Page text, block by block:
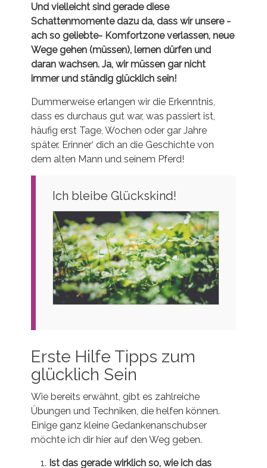
Und vielleicht sind gerade diese
Schattenmomente dazu da, dass wir unsere -
ach so geliebte- Komfortzone verlassen, neue
Wege gehen (müssen), lernen dürfen und
daran wachsen. Ja, wir müssen gar nicht
immer und ständig glücklich sein!
Dummerweise erlangen wir die Erkenntnis,
dass es durchaus gut war, was passiert ist,
häufig erst Tage, Wochen oder gar Jahre
später. Erinner‘ dich an die Geschichte von
dem alten Mann und seinem Pferd!
Ich bleibe Glückskind!
Erste Hilfe Tipps zum
glücklich Sein
Wie bereits erwähnt, gibt es zahlreiche
Übungen und Techniken, die helfen können.
Einige ganz kleine Gedankenanschubser
möchte ich dir hier auf den Weg geben.
Ist das gerade wirklich so, wie ich das